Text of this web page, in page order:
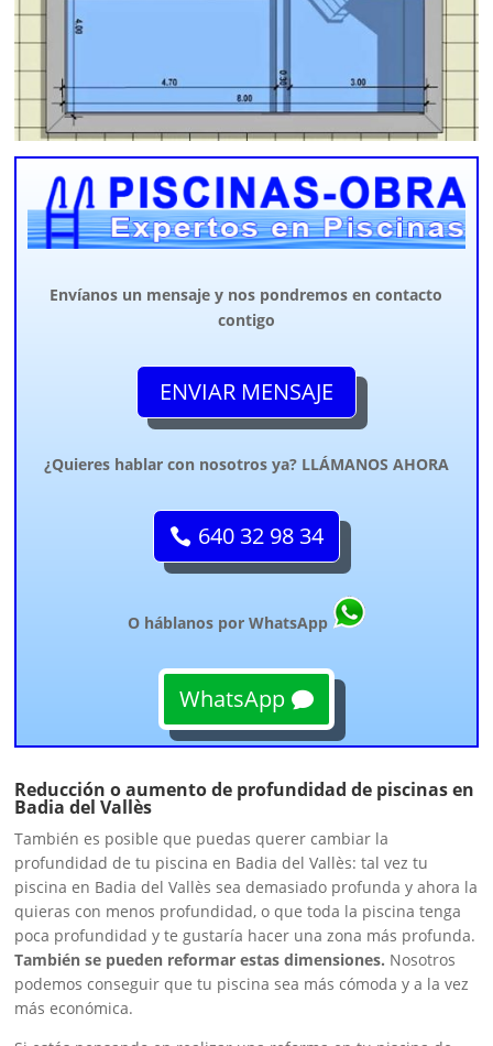
Envíanos un mensaje y nos pondremos en contacto
contigo
ENVIAR MENSAJE
¿Quieres hablar con nosotros ya? LLÁMANOS AHORA
640 32 98 34
O háblanos por WhatsApp
WhatsApp
Reducción o aumento de profundidad de piscinas en
Badia del Vallès
También es posible que puedas querer cambiar la
profundidad de tu piscina en Badia del Vallès: tal vez tu
piscina en Badia del Vallès sea demasiado profunda y ahora la
quieras con menos profundidad, o que toda la piscina tenga
poca profundidad y te gustaría hacer una zona más profunda.
También se pueden reformar estas dimensiones. Nosotros
podemos conseguir que tu piscina sea más cómoda y a la vez
más económica.